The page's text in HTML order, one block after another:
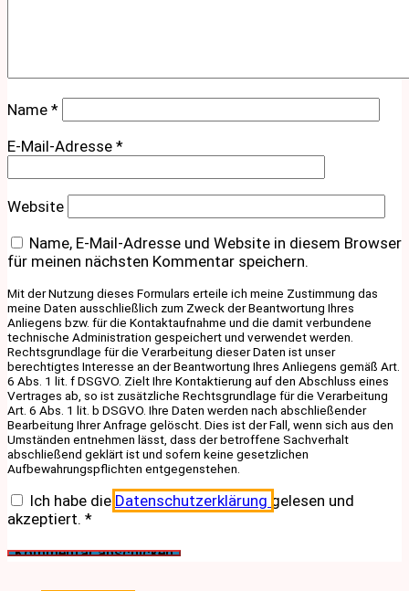
Name *
E-Mail-Adresse *
Website
Name, E-Mail-Adresse und Website in diesem Browser
für meinen nächsten Kommentar speichern.
Mit der Nutzung dieses Formulars erteile ich meine Zustimmung das
meine Daten ausschließlich zum Zweck der Beantwortung Ihres
Anliegens bzw. für die Kontaktaufnahme und die damit verbundene
technische Administration gespeichert und verwendet werden.
Rechtsgrundlage für die Verarbeitung dieser Daten ist unser
berechtigtes Interesse an der Beantwortung Ihres Anliegens gemäß Art.
6 Abs. 1 lit. f DSGVO. Zielt Ihre Kontaktierung auf den Abschluss eines
Vertrages ab, so ist zusätzliche Rechtsgrundlage für die Verarbeitung
Art. 6 Abs. 1 lit. b DSGVO. Ihre Daten werden nach abschließender
Bearbeitung Ihrer Anfrage gelöscht. Dies ist der Fall, wenn sich aus den
Umständen entnehmen lässt, dass der betroffene Sachverhalt
abschließend geklärt ist und sofern keine gesetzlichen
Aufbewahrungspflichten entgegenstehen.
Ich habe die Datenschutzerklärung gelesen und
akzeptiert. *